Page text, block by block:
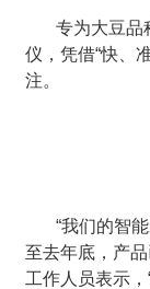
专为大豆品
仪，凭借“快、
注。
“我们的智
至去年底，产
工作人员表示